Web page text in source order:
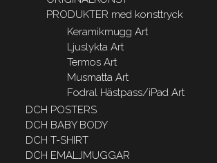
PRODUKTER med konsttryck
Keramikmugg Art
Ljuslykta Art
Termos Art
Musmatta Art
Fodral Hästpass/iPad Art
DCH POSTERS
DCH BABY BODY
DCH T-SHIRT
DCH EMALJMUGGAR